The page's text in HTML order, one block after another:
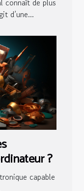
d’une...
?
capable